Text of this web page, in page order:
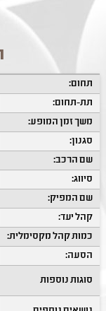
תחום:
תת-תחום:
משך זמן המופע:
סגנון:
שם הרכב:
סיווג:
שם המפיק:
קהל יעד:
כמות קהל מקסימלית:
הסעה:
סוגות נוספות